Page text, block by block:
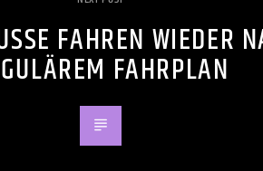
FAHREN WIEDER
FAHRPLAN